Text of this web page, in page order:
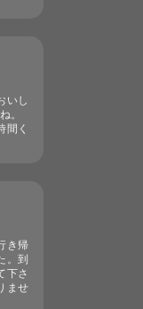
いし
。
間く
き帰
。到
下さ
ませ